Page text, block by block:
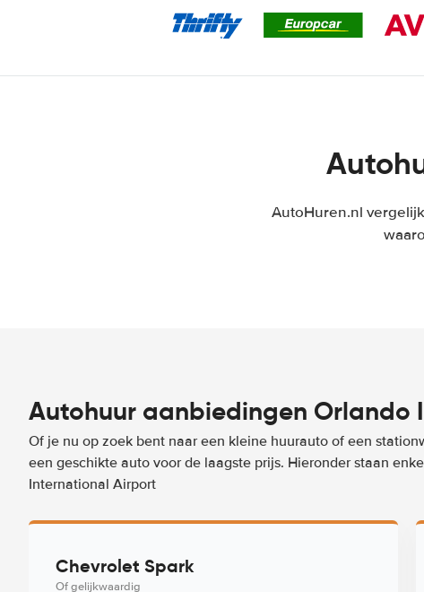
AutoHuren.nl
Autohuur aanbiedingen
Of je nu op zoek bent naar een kleine huurauto of een
een geschikte auto voor de laagste prijs. Hieronder staan
International Airport
Chevrolet Spark
Of gelijkwaardig